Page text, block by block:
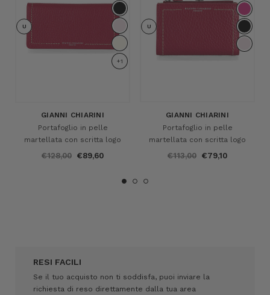
U
+1
GIANNI CHIARINI
Portafoglio in pelle
martellata con scritta logo
€128,00 €89,60
U
GIANNI CHIARINI
Portafoglio in pelle
martellata con scritta logo
€113,00 €79,10
RESI FACILI
Se il tuo acquisto non ti soddisfa, puoi inviare la
richiesta di reso direttamente dalla tua area